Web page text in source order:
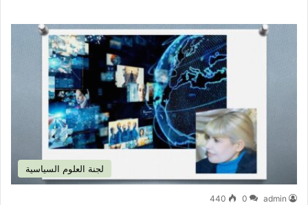
لجنة العلوم السياسية
admin
0
440